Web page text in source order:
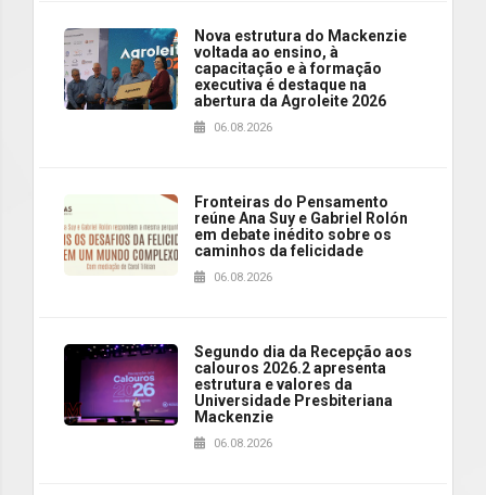
Nova estrutura do Mackenzie
voltada ao ensino, à
capacitação e à formação
executiva é destaque na
abertura da Agroleite 2026
06.08.2026
Fronteiras do Pensamento
reúne Ana Suy e Gabriel Rolón
em debate inédito sobre os
caminhos da felicidade
06.08.2026
Segundo dia da Recepção aos
calouros 2026.2 apresenta
estrutura e valores da
Universidade Presbiteriana
Mackenzie
06.08.2026